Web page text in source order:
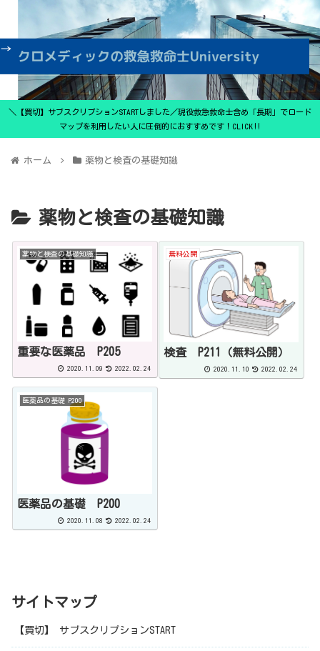
＼【買切】サブスクリプションSTARTしました／現役救急救命士含め「長期」でロード
マップを利用したい人に圧倒的におすすめです！CLICK‼
ホーム 薬物と検査の基礎知識
薬物と検査の基礎知識
薬物と検査の基礎知識
重要な医薬品 P205
2020.11.09 2022.02.24
無料公開
検査 P211（無料公開）
2020.11.10 2022.02.24
医薬品の基礎 P200
医薬品の基礎 P200
2020.11.08 2022.02.24
サイトマップ
【買切】 サブスクリプションSTART